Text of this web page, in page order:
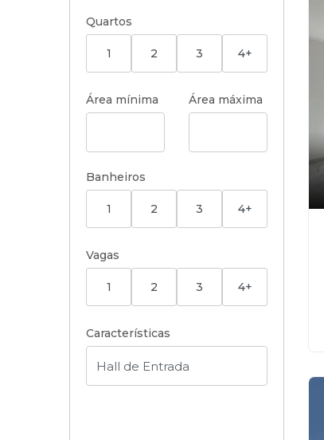
Quartos
1 2 3 4+
Área mínima Área máxima
Banheiros
1 2 3 4+
Vagas
1 2 3 4+
Características